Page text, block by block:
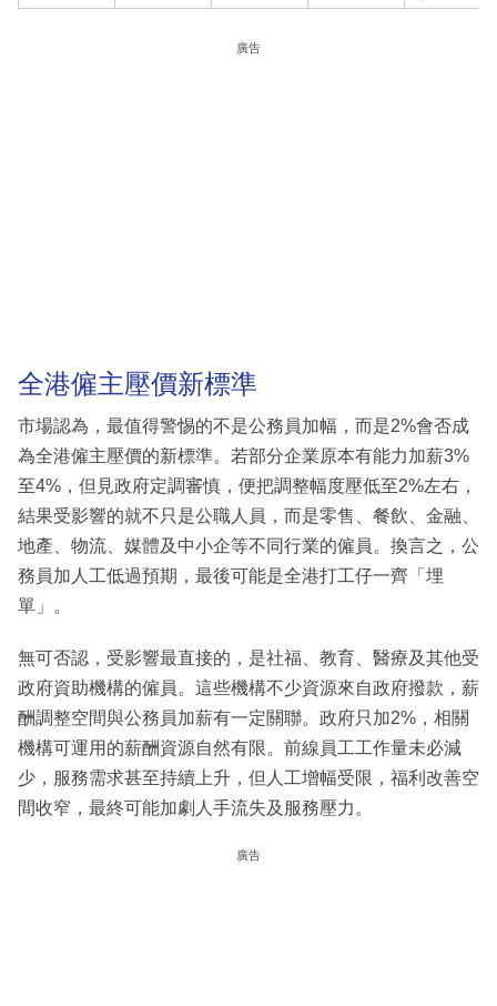
廣告
全港僱主壓價新標準
市場認為，最值得警惕的不是公務員加幅，而是2%會否成
為全港僱主壓價的新標準。若部分企業原本有能力加薪3%
至4%，但見政府定調審慎，便把調整幅度壓低至2%左右，
結果受影響的就不只是公職人員，而是零售、餐飲、金融、
地產、物流、媒體及中小企等不同行業的僱員。換言之，公
務員加人工低過預期，最後可能是全港打工仔一齊「埋
單」。
無可否認，受影響最直接的，是社福、教育、醫療及其他受
政府資助機構的僱員。這些機構不少資源來自政府撥款，薪
酬調整空間與公務員加薪有一定關聯。政府只加2%，相關
機構可運用的薪酬資源自然有限。前線員工工作量未必減
少，服務需求甚至持續上升，但人工增幅受限，福利改善空
間收窄，最終可能加劇人手流失及服務壓力。
廣告